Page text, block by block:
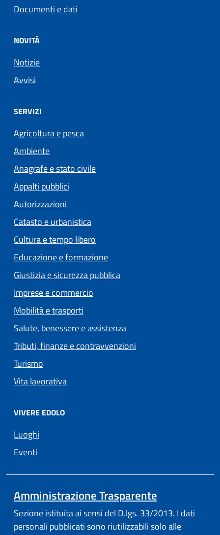
Documenti e dati
NOVITÀ
Notizie
Avvisi
SERVIZI
Agricoltura e pesca
Ambiente
Anagrafe e stato civile
Appalti pubblici
Autorizzazioni
Catasto e urbanistica
Cultura e tempo libero
Educazione e formazione
Giustizia e sicurezza pubblica
Imprese e commercio
Mobilità e trasporti
Salute, benessere e assistenza
Tributi, finanze e contravvenzioni
Turismo
Vita lavorativa
VIVERE EDOLO
Luoghi
Eventi
Amministrazione Trasparente
Sezione istituita ai sensi del D.lgs. 33/2013. I dati
personali pubblicati sono riutilizzabili solo alle